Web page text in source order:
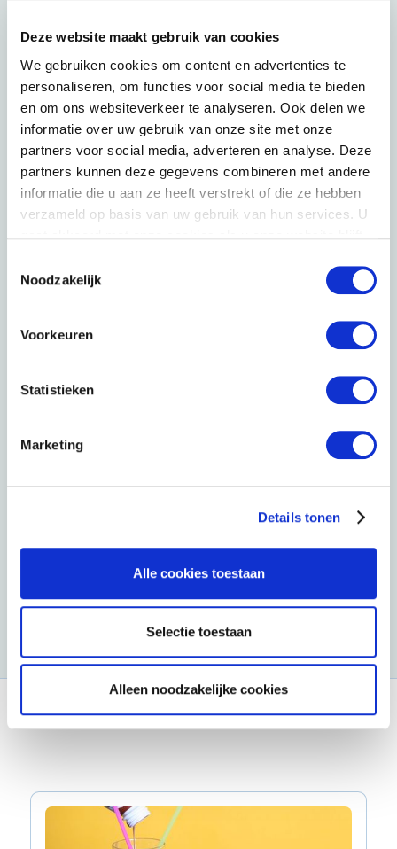
Deze website maakt gebruik van cookies
We gebruiken cookies om content en advertenties te
personaliseren, om functies voor social media te bieden
en om ons websiteverkeer te analyseren. Ook delen we
informatie over uw gebruik van onze site met onze
partners voor social media, adverteren en analyse. Deze
partners kunnen deze gegevens combineren met andere
informatie die u aan ze heeft verstrekt of die ze hebben
verzameld op basis van uw gebruik van hun services. U
statement.
Noodzakelijk
Voorkeuren
Statistieken
Marketing
Details tonen
Alle cookies toestaan
Selectie toestaan
Alleen noodzakelijke cookies
Kies de juiste prijs voor je product door in te
spelen op wat de klant er voor over heeft. Door
meerdere impliciete methodieken naast elkaar
in te zetten ontstaat een compleet beeld van
de waarde van het product en kun je de juiste
prijs kiezen.
et onze Optimal Combination Finder
varianten je het grootste totale bereik kunt
aantrekkelijk zijn, hoeven niet altijd het meest
maar wel een nieuwe doelgroep aanspreekt,